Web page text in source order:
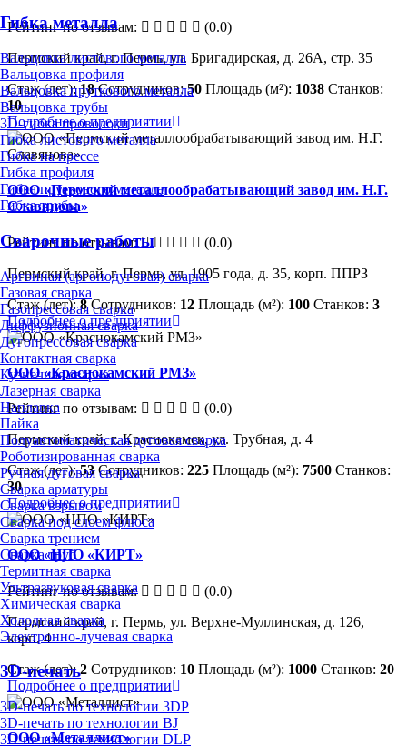
Гибка металла
Вальцовка листового металла
Вальцовка профиля
Вальцовка пруткового металла
Вальцовка трубы
3D-гибка проволоки
Гибка листового металла
Гибка на прессе
Гибка профиля
Гибка пруткового металла
Гибка трубы
Сварочные работы
Аргонная (аргонодуговая) сварка
Газовая сварка
Газопрессовая сварка
Диффузионная сварка
Дугопрессовая сварка
Контактная сварка
Кузнечная сварка
Лазерная сварка
Наплавка
Пайка
Полуавтоматическая дуговая сварка
Роботизированная сварка
Ручная дуговая сварка
Сварка арматуры
Сварка взрывом
Сварка под слоем флюса
Сварка трением
Сварка труб
Термитная сварка
Ультразвуковая сварка
Химическая сварка
Холодная сварка
Электронно-лучевая сварка
3D-печать
3D-печать по технологии 3DP
3D-печать по технологии BJ
3D-печать по технологии DLP
Рейтинг по отзывам:
(0.0)
Пермский край, г. Пермь, ул. Бригадирская, д. 26А, стр. 35
Стаж (лет):18 Сотрудников:50 Площадь (м²): 1038 Станков:
10
Подробнее о предприятии
ООО «Пермский металлообрабатывающий завод им. Н.Г.
Славянова»
Рейтинг по отзывам:
(0.0)
Пермский край, г. Пермь, ул. 1905 года, д. 35, корп. ППРЗ
Стаж (лет):8 Сотрудников: 12 Площадь (м²): 100 Станков: 3
Подробнее о предприятии
ООО «Краснокамский РМЗ»
Рейтинг по отзывам:
(0.0)
Пермский край, г. Краснокамск, ул. Трубная, д. 4
Стаж (лет):53 Сотрудников: 225 Площадь (м²): 7500 Станков:
30
Подробнее о предприятии
ООО «НПО «КИРТ»
Рейтинг по отзывам:
(0.0)
Пермский край, г. Пермь, ул. Верхне-Муллинская, д. 126,
корп. 4
Стаж (лет):2 Сотрудников: 10 Площадь (м²): 1000 Станков: 20
Подробнее о предприятии
ООО «Металлист»